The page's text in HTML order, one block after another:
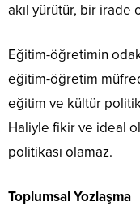
akıl yürütür, bir irade
Eğitim-öğretimin
eğitim-öğretim
eğitim ve kültür
Haliyle fikir ve ideal
politikası olamaz.
Toplumsal Yozlaşma